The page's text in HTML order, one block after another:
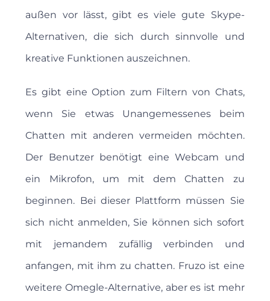
außen vor lässt, gibt es viele gute Skype-
Alternativen, die sich durch sinnvolle und
kreative Funktionen auszeichnen.
Es gibt eine Option zum Filtern von Chats,
wenn Sie etwas Unangemessenes beim
Chatten mit anderen vermeiden möchten.
Der Benutzer benötigt eine Webcam und
ein Mikrofon, um mit dem Chatten zu
beginnen. Bei dieser Plattform müssen Sie
sich nicht anmelden, Sie können sich sofort
mit jemandem zufällig verbinden und
anfangen, mit ihm zu chatten. Fruzo ist eine
weitere Omegle-Alternative, aber es ist mehr